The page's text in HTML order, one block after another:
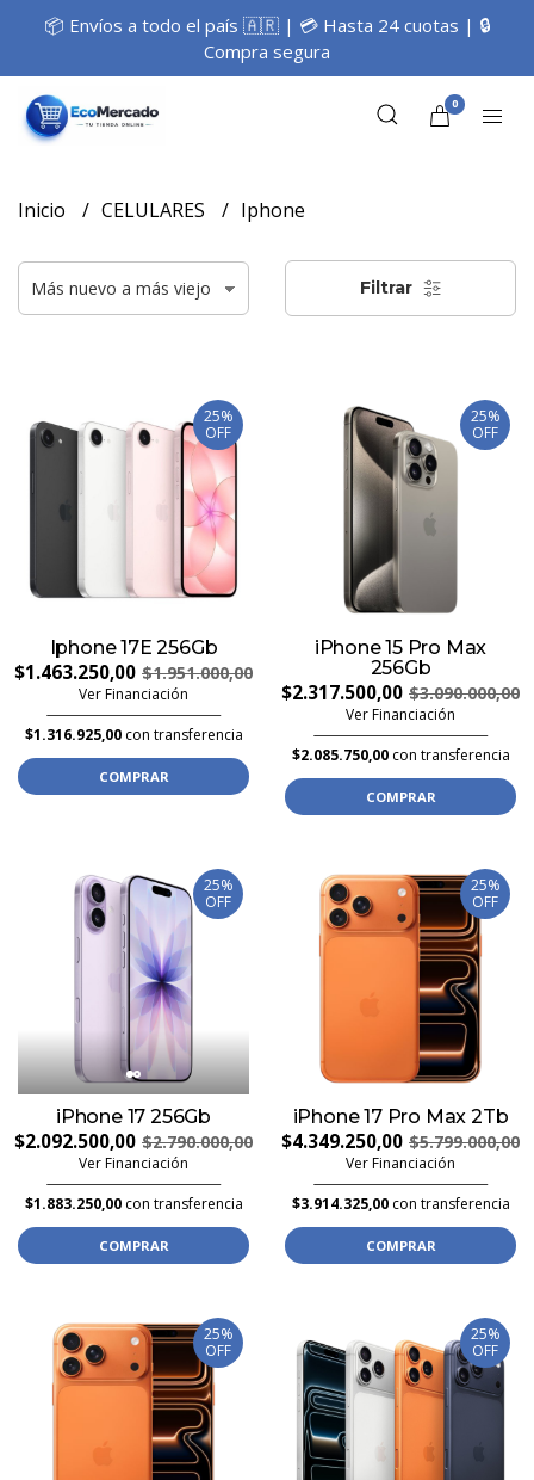
📦 Envíos a todo el país 🇦🇷 | 💳 Hasta 24 cuotas | 🔒
Compra segura
0
Inicio CELULARES Iphone
Filtrar
25%
OFF
Iphone 17E 256Gb
$1.463.250,00 $1.951.000,00
Ver Financiación
$1.316.925,00con transferencia
COMPRAR
25%
OFF
iPhone 15 Pro Max
256Gb
$2.317.500,00 $3.090.000,00
Ver Financiación
$2.085.750,00con transferencia
COMPRAR
25%
OFF
iPhone 17 256Gb
$2.092.500,00 $2.790.000,00
Ver Financiación
$1.883.250,00con transferencia
COMPRAR
25%
OFF
iPhone 17 Pro Max 2Tb
$4.349.250,00 $5.799.000,00
Ver Financiación
$3.914.325,00con transferencia
COMPRAR
25%
OFF
25%
OFF